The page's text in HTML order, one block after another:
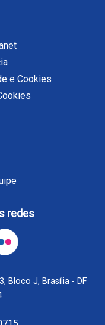
e Cookies
redes
Bloco J, Brasília - DF